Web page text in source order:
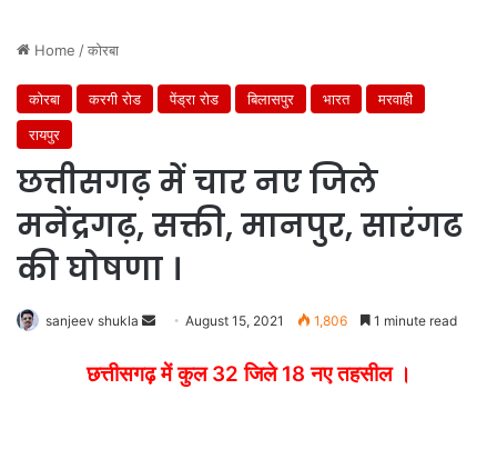
Home /कोरबा
कोरबा करगी रोड पेंड्रा रोड बिलासपुर भारत
मरवाही
रायपुर
छत्तीसगढ़ में चार नए जिले
मनेंद्रगढ़, सक्ती, मानपुर, सारंगढ
की घोषणा ।
sanjeev shukla
Send
email
August 15, 2021 1,806 1 minute read
छत्तीसगढ़ में कुल 32 जिले 18 नए तहसील ।